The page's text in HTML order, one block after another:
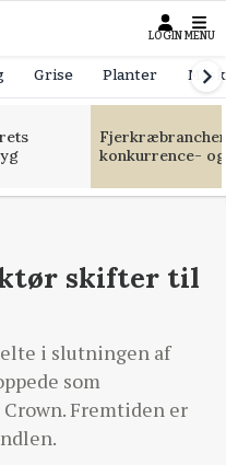
LOGIN MENU
Grise Planter
konkurrence-
skifter til
i slutningen af
som
Fremtiden er